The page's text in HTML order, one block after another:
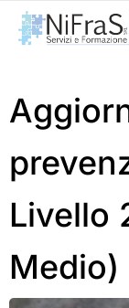
Livello
Medio)